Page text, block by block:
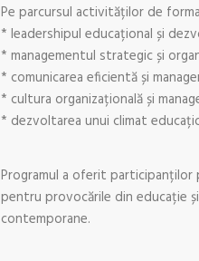
Pe parcursul activităților de
* leadershipul educațional și
* managementul strategic și
* comunicarea eficientă și
* cultura organizațională și
* dezvoltarea unui climat
Programul a oferit participanților
pentru provocările din educație
contemporane.